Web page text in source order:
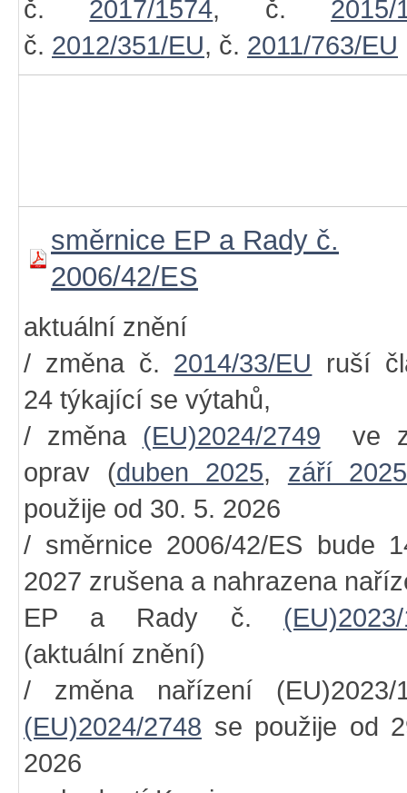
č. 2017/1574, č. 2015/
č. 2012/351/EU, č. 2011/763/EU
směrnice EP a Rady č.
2006/42/ES
aktuální znění
/ změna č. 2014/33/EU ruší
24 týkající se výtahů,
/ změna (EU)2024/2749 ve
oprav (duben 2025, září 2025
použije od 30. 5. 2026
/ směrnice 2006/42/ES bude
2027 zrušena a nahrazena
EP a Rady č.
(aktuální znění)
/ změna nařízení (EU)2023/
(EU)2024/2748 se použije od
2026